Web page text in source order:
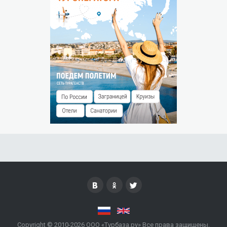
следующего дня.
Штраф за незаезд — % от суммы предоплаты.
Copyright © 2010-2026 ООО «Турбаза.ру» Все права защищены.